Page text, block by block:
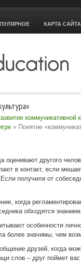
КАРТА САЙТА
коммуникативной
» Понятие
оценивают другого
в контакт, если
получили от
когда
обходятся
особенности
более значимы, чем
друзей, когда
слов – друг поймет